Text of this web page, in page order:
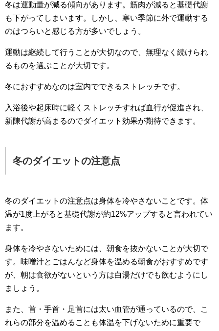
冬は運動量が減る傾向があります。筋肉が減ると基礎代謝
も下がってしまいます。しかし、寒い季節に外で運動する
のはつらいと感じる方が多いでしょう。
運動は継続して行うことが大切なので、無理なく続けられ
るものを選ぶことが大切です。
冬におすすめなのは室内でできるストレッチです。
入浴後や起床時に軽くストレッチすれば血行が促進され、
新陳代謝が高まるのでダイエット効果が期待できます。
冬のダイエットの注意点
冬のダイエットの注意点は身体を冷やさないことです。体
温が1度上がると基礎代謝が約12%アップすると言われてい
ます。
身体を冷やさないためには、朝食を抜かないことが大切で
す。味噌汁とごはんなど身体を温める朝食がおすすめです
が、朝は食欲がないという方は白湯だけでも飲むようにし
ましょう。
また、首・手首・足首には太い血管が通っているので、こ
れらの部分を温めることも体温を下げないために重要で